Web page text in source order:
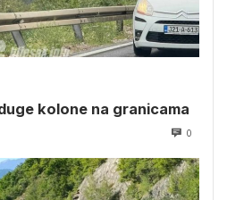
kolone na granicama
0